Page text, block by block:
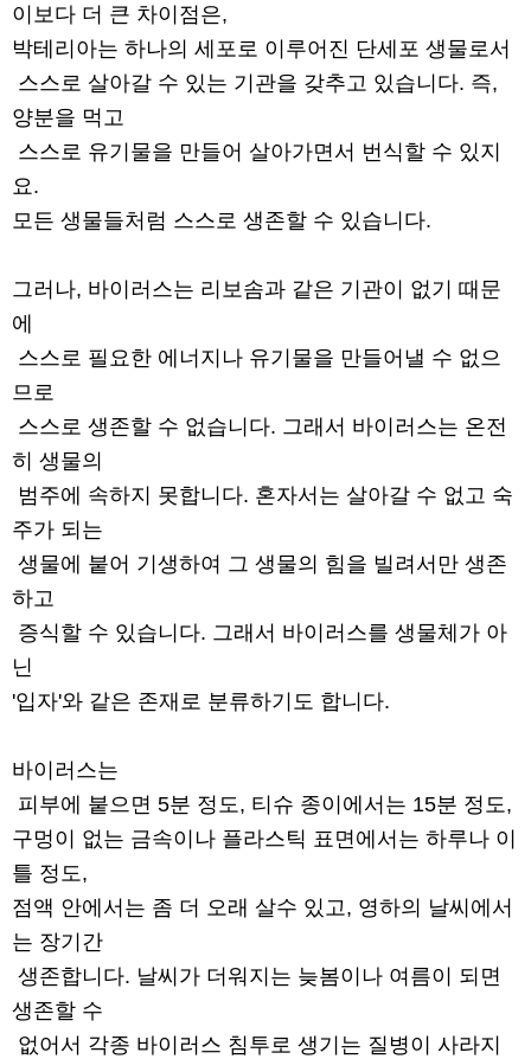
이보다 더 큰 차이점은,
박테리아는 하나의 세포로 이루어진 단세포 생물로서
스스로 살아갈 수 있는 기관을 갖추고 있습니다. 즉,
양분을 먹고
스스로 유기물을 만들어 살아가면서 번식할 수 있지
요.
모든 생물들처럼 스스로 생존할 수 있습니다.
그러나, 바이러스는 리보솜과 같은 기관이 없기 때문
에
스스로 필요한 에너지나 유기물을 만들어낼 수 없으
므로
스스로 생존할 수 없습니다. 그래서 바이러스는 온전
히 생물의
범주에 속하지 못합니다. 혼자서는 살아갈 수 없고 숙
주가 되는
생물에 붙어 기생하여 그 생물의 힘을 빌려서만 생존
하고
증식할 수 있습니다. 그래서 바이러스를 생물체가 아
닌
'입자'와 같은 존재로 분류하기도 합니다.
바이러스는
피부에 붙으면 5분 정도, 티슈 종이에서는 15분 정도,
구멍이 없는 금속이나 플라스틱 표면에서는 하루나 이
틀 정도,
점액 안에서는 좀 더 오래 살수 있고, 영하의 날씨에서
는 장기간
생존합니다. 날씨가 더워지는 늦봄이나 여름이 되면
생존할 수
없어서 각종 바이러스 침투로 생기는 질병이 사라지